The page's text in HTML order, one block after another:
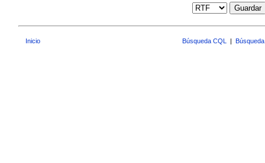
Guardar
Inicio Búsqueda CQL